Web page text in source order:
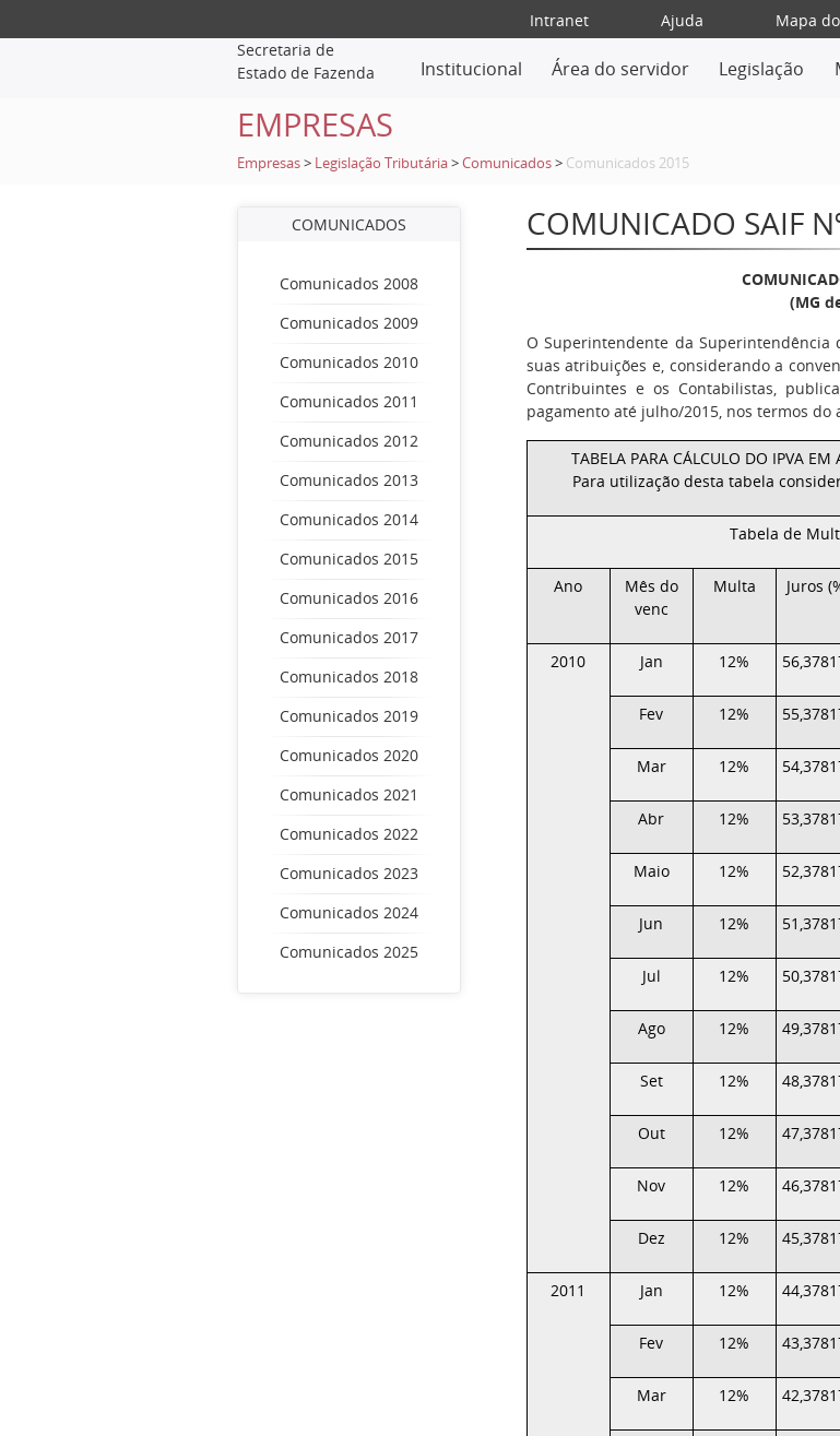
Intranet Ajuda Mapa
Secretaria de
Estado de Fazenda
Institucional Área do servidor Legislação
EMPRESAS
Empresas > Legislação Tributária >Comunicados > Comunicados 2015
COMUNICADOS
Comunicados 2008
Comunicados 2009
Comunicados 2010
Comunicados 2011
Comunicados 2012
Comunicados 2013
Comunicados 2014
Comunicados 2015
Comunicados 2016
Comunicados 2017
Comunicados 2018
Comunicados 2019
Comunicados 2020
Comunicados 2021
Comunicados 2022
Comunicados 2023
Comunicados 2024
Comunicados 2025
COMUNICADO SAIF
(MG
O Superintendente da Superintendência
suas atribuições e, considerando a
Contribuintes e os Contabilistas,
pagamento até julho/2015, nos termos do
TABELA PARA CÁLCULO DO IPVA
Para utilização desta tabela
Tabela de
Ano
Mês do
venc
Multa Juros
2010 Jan 12%
Fev 12%
Mar 12%
Abr 12%
Maio 12%
Jun 12%
Jul 12%
Ago 12%
Set 12%
Out 12%
Nov 12%
Dez 12%
2011 Jan 12%
Fev 12%
Mar 12%